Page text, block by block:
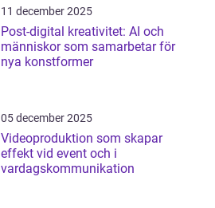
11 december 2025
Post-digital kreativitet: AI och
människor som samarbetar för
nya konstformer
05 december 2025
Videoproduktion som skapar
effekt vid event och i
vardagskommunikation